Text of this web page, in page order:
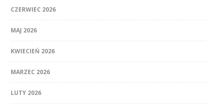
CZERWIEC 2026
MAJ 2026
KWIECIEŃ 2026
MARZEC 2026
LUTY 2026